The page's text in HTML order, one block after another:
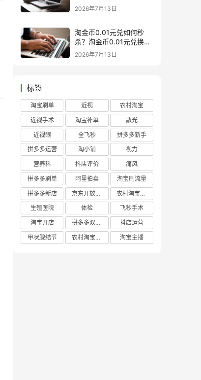
么意思一般下架是为什么
2026年7月13日
淘金币0.01元兑如何秒
杀？淘金币0.01元兑换在
哪如何兑换
2026年7月13日
标签
淘宝刷单 近视
农村淘宝
近视手术
淘宝补单
散光
近视眼
全飞秒
拼多多新手
拼多多运营
淘小铺
视力
营养科
抖店评价
痛风
拼多多刷单
阿里拍卖
淘宝刷流量
拼多多新店
京东开放平台
农村淘宝快递
生殖医院
体检
飞秒手术
淘宝开店
拼多多双十二
抖店运营
甲状腺结节
农村淘宝店铺 淘宝主播